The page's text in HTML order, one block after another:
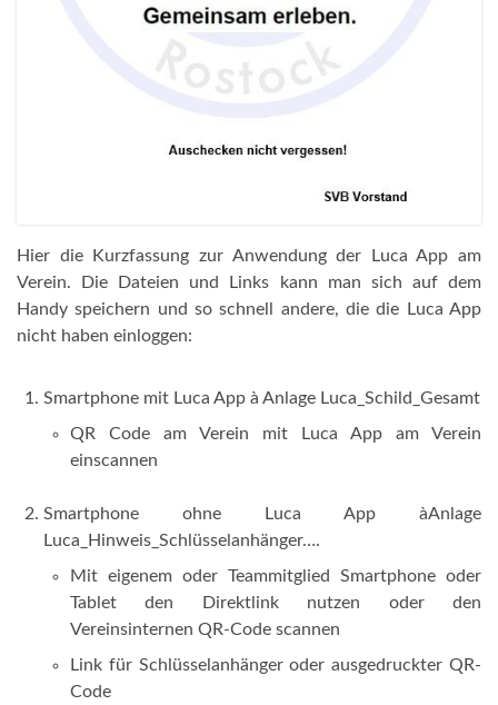
Hier die Kurzfassung zur Anwendung der Luca App am
Verein. Die Dateien und Links kann man sich auf dem
Handy speichern und so schnell andere, die die Luca App
nicht haben einloggen:
Smartphone mit Luca App à Anlage Luca_Schild_Gesamt
QR Code am Verein mit Luca App am Verein
einscannen
Smartphone ohne Luca App àAnlage
Luca_Hinweis_Schlüsselanhänger….
Mit eigenem oder Teammitglied Smartphone oder
Tablet den Direktlink nutzen oder den
Vereinsinternen QR-Code scannen
Link für Schlüsselanhänger oder ausgedruckter QR-
Code